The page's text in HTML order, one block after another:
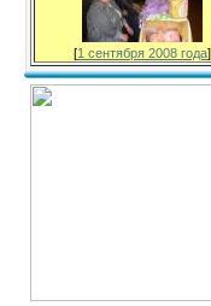
[1 сентября 2008 года]